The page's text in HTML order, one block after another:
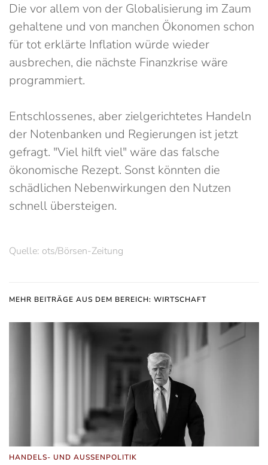
Die vor allem von der Globalisierung im Zaum
gehaltene und von manchen Ökonomen schon
für tot erklärte Inflation würde wieder
ausbrechen, die nächste Finanzkrise wäre
programmiert.
Entschlossenes, aber zielgerichtetes Handeln
der Notenbanken und Regierungen ist jetzt
gefragt. "Viel hilft viel" wäre das falsche
ökonomische Rezept. Sonst könnten die
schädlichen Nebenwirkungen den Nutzen
schnell übersteigen.
Quelle: ots/Börsen-Zeitung
MEHR BEITRÄGE AUS DEM BEREICH: WIRTSCHAFT
HANDELS- UND AUSSENPOLITIK